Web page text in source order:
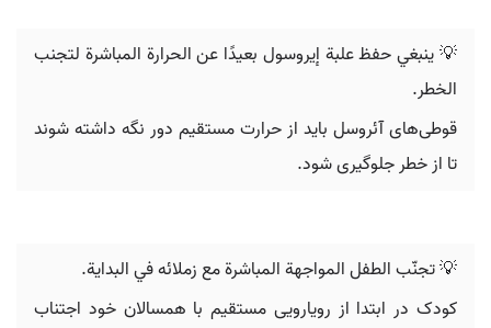
💡 ينبغي حفظ علبة إيروسول بعيدًا عن الحرارة المباشرة لتجنب
الخطر.
قوطی‌های آئروسل باید از حرارت مستقیم دور نگه داشته شوند
تا از خطر جلوگیری شود.
💡 تجنّب الطفل المواجهة المباشرة مع زملائه في البداية.
کودک در ابتدا از رویارویی مستقیم با همسالان خود اجتناب